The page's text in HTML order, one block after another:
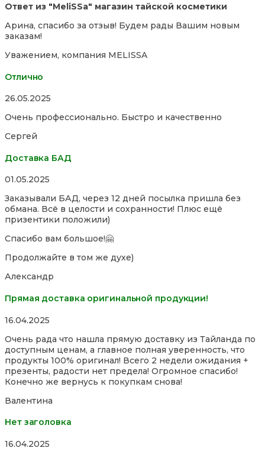
Ответ из "MeliSSa" магазин тайской косметики
Арина, спасибо за отзыв! Будем рады Вашим новым
заказам!
Уважением, компания MELISSA
Отлично
Rated
out
5
26.05.2025
Очень профессионально. Быстро и качественно
Сергей
Доставка БАД
Rated
out
of
5
01.05.2025
Заказывали БАД, через 12 дней посылка пришла без
обмана. Всё в целости и сохранности! Плюс ещё
призентики положили)
Спасибо вам большое!🤗
Продолжайте в том же духе)
Александр
Прямая доставка оригинальной продукции!
Rated
out
of
5
16.04.2025
Очень рада что нашла прямую доставку из Тайланда по
доступным ценам, а главное полная уверенность, что
продукты 100% оригинал! Всего 2 недели ожидания +
презенты, радости нет предела! Огромное спасибо!
Конечно же вернусь к покупкам снова!
Валентина
Нет заголовка
Rated
16.04.2025